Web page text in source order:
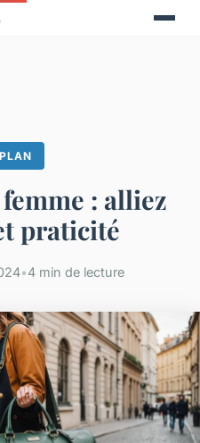
femme : alliez
praticité
•4 min de lecture